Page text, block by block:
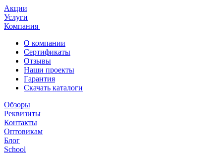
Акции
Услуги
Компания
О компании
Сертификаты
Отзывы
Наши проекты
Гарантия
Скачать каталоги
Обзоры
Реквизиты
Контакты
Оптовикам
Блог
School